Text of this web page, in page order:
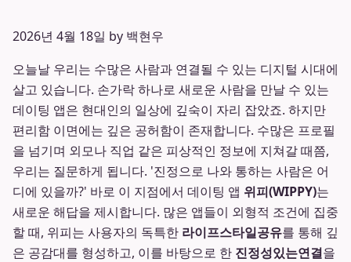
2026년 4월 18일 by 백현우
오늘날 우리는 수많은 사람과 연결될 수 있는 디지털 시대에
살고 있습니다. 손가락 하나로 새로운 사람을 만날 수 있는
데이팅 앱은 현대인의 일상에 깊숙이 자리 잡았죠. 하지만
편리함 이면에는 깊은 공허함이 존재합니다. 수많은 프로필
을 넘기며 외모나 직업 같은 피상적인 정보에 지쳐갈 때쯤,
우리는 질문하게 됩니다. '진정으로 나와 통하는 사람은 어
디에 있을까?' 바로 이 지점에서 데이팅 앱 위피(WIPPY)는
새로운 해답을 제시합니다. 많은 앱들이 외형적 조건에 집중
할 때, 위피는 사용자의 독특한 라이프스타일공유를 통해 깊
은 공감대를 형성하고, 이를 바탕으로 한 진정성있는연결을